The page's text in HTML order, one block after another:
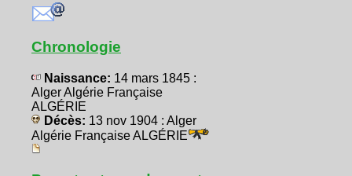
Chronologie
Naissance: 14 mars 1845 :
Alger Algérie Française
ALGÉRIE
Décès: 13 nov 1904 : Alger
Algérie Française ALGÉRIE